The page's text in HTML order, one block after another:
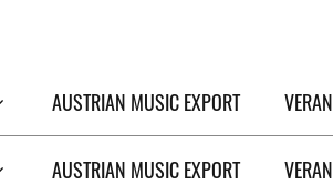
AUSTRIAN MUSIC EXPORT
AUSTRIAN MUSIC EXPORT